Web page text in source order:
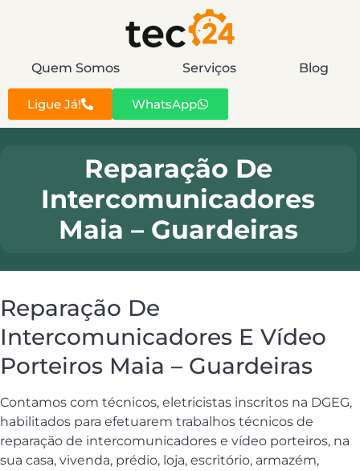
Quem Somos Serviços Blog
Ligue Já! WhatsApp
Reparação De
Intercomunicadores
Maia – Guardeiras
Reparação De
Intercomunicadores E Vídeo
Porteiros Maia – Guardeiras
Contamos com técnicos, eletricistas inscritos na DGEG,
habilitados para efetuarem trabalhos técnicos de
reparação de intercomunicadores e vídeo porteiros, na
sua casa, vivenda, prédio, loja, escritório, armazém,